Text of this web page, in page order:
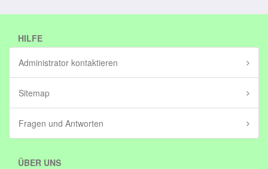
HILFE
Administrator kontaktieren
Sitemap
Fragen und Antworten
ÜBER UNS